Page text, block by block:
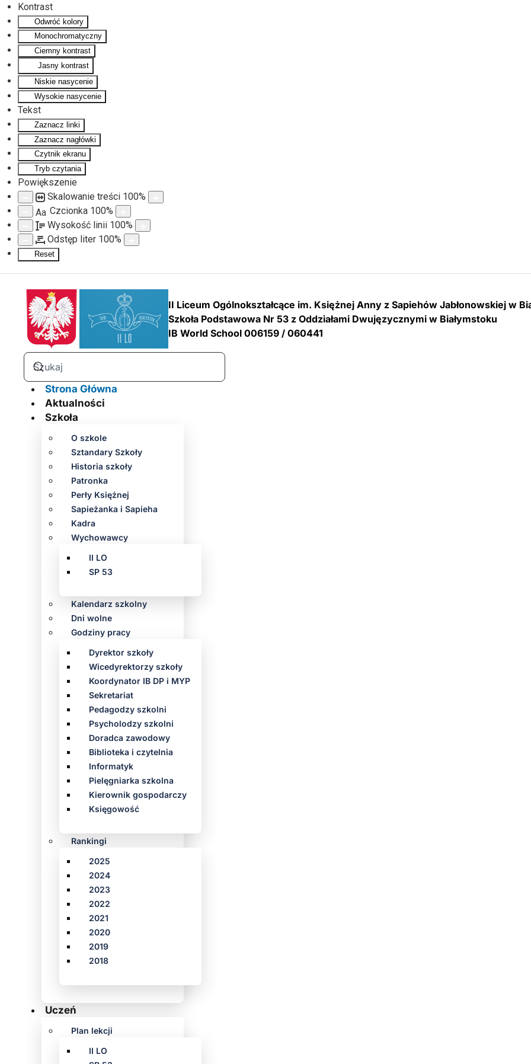
Kontrast
Odwróć kolory
Monochromatyczny
Ciemny kontrast
Jasny kontrast
Niskie nasycenie
Wysokie nasycenie
Tekst
Zaznacz linki
Zaznacz nagłówki
Czytnik ekranu
Tryb czytania
Powiększenie
Skalowanie treści 100%
Aa Czcionka 100%
Wysokość linii 100%
Odstęp liter 100%
Reset
II Liceum Ogólnokształcące im. Księżnej Anny z Sapiehów Jabłonowskiej w
Szkoła Podstawowa Nr 53 z Oddziałami Dwujęzycznymi w Białymstoku
IB World School 006159 / 060441
Strona Główna
Aktualności
Szkoła
O szkole
Sztandary Szkoły
Historia szkoły
Patronka
Perły Księżnej
Sapieżanka i Sapieha
Kadra
Wychowawcy
II LO
SP 53
Kalendarz szkolny
Dni wolne
Godziny pracy
Dyrektor szkoły
Wicedyrektorzy szkoły
Koordynator IB DP i MYP
Sekretariat
Pedagodzy szkolni
Psycholodzy szkolni
Doradca zawodowy
Biblioteka i czytelnia
Informatyk
Pielęgniarka szkolna
Kierownik gospodarczy
Księgowość
Rankingi
2025
2024
2023
2022
2021
2020
2019
2018
Uczeń
Plan lekcji
II LO